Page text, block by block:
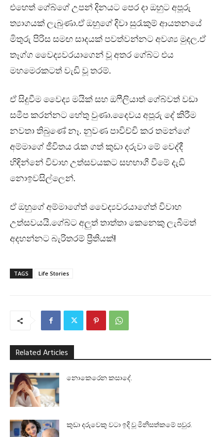
එහෙත් ගේබ්ගේ උපන් දිනයට පෙර දා ඔහුට අපූරු
ත්‍යාගයක් ලැබුණා.ඒ ඔහුගේ දිවා සුරැකුම් ආයතනයේ
මිතුරු පිරිස සමඟ සාදයක් පවත්වන්නට අවශ්‍ය මුදල.ඒ
තෑග්ග වෛද්‍යවරයාගෙන් වූ අතර ගේබ්ට එය
මහමෙරකටත් වැඩි වූ තරම්.
ඒ සිදුවීම වෛද්‍ය මයික් සහ ඔෆීලියාත් ගේබ්වත් වඩා
සමීප කරන්නට හේතු වුණා.දෛවය අපූරු දේ කිරීම
නවතා තිබුණේ නෑ. නුවණ පාවිච්චි කර තමන්ගේ
අම්මාගේ ජීවිතය රැක ගත් කුඩා දරුවා මේ වෙද්දී
හිඳින්නේ විවාහ උත්සවයකට සහභාගී වීමේ දැඩි
නොඉවසිල්ලෙන්.
ඒ ඔහුගේ අම්මාගේත් වෛද්‍යවරයාගේත් විවාහ
උත්සවයයි.ගේබ්ට අලුත් තාත්තා කෙනෙකු ලැබීමත්
අදහන්නට බැරිතරම් ප්‍රීතියක්!
TAGS Life Stories
Related Articles
නොකෙරෙන කසාදේ.
කුඩා දරුවෙකු වටා ඉදි වූ මිනිසත්කමේ පවුර.